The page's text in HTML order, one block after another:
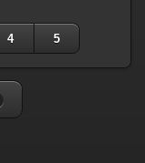
4 5